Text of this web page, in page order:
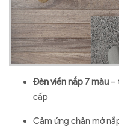
Đèn viền nắp 7 màu–
cấp
Cảm ứng chân mở